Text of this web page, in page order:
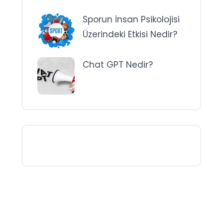
Sporun İnsan Psikolojisi
Üzerindeki Etkisi Nedir?
Chat GPT Nedir?